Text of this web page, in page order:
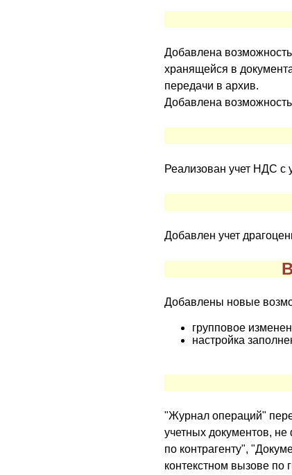
Добавлена возможность
хранящейся в
передачи в архив.
Добавлена
Реализован учет НДС с
Добавлен учет
Добавлены новые
групповое
настройка
"Журнал операций"
учетных документов,
по контрагенту",
контекстном вызове по